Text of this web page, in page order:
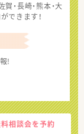
・長崎・熊本・大
できます！
!
相談会を予約